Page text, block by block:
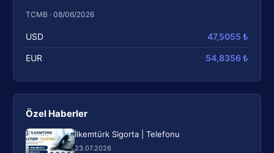
TCMB · 08/06/2026
USD 47,5055 ₺
EUR 54,8356 ₺
Özel Haberler
İlkemtürk Sigorta | Telefonu
23.07.2026